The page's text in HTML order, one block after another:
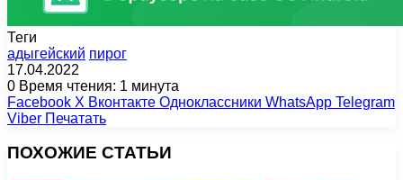
Теги
адыгейский пирог
17.04.2022
0 Время чтения: 1 минута
Facebook X Вконтакте Одноклассники WhatsApp Telegram
Viber Печатать
ПОХОЖИЕ СТАТЬИ